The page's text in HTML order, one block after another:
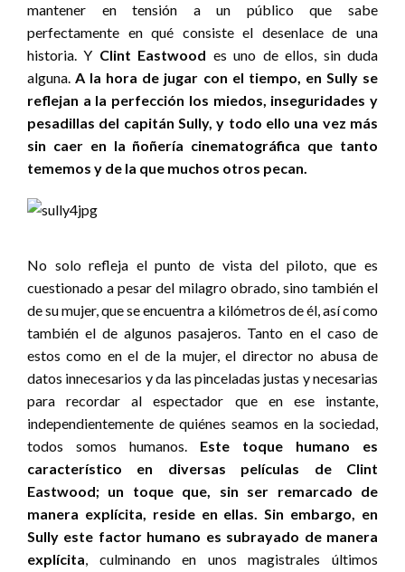
mantener en tensión a un público que sabe
perfectamente en qué consiste el desenlace de una
historia. Y Clint Eastwood es uno de ellos, sin duda
alguna. A la hora de jugar con el tiempo, en Sully se
reflejan a la perfección los miedos, inseguridades y
pesadillas del capitán Sully, y todo ello una vez más
sin caer en la ñoñería cinematográfica que tanto
tememos y de la que muchos otros pecan.
No solo refleja el punto de vista del piloto, que es
cuestionado a pesar del milagro obrado, sino también el
de su mujer, que se encuentra a kilómetros de él, así como
también el de algunos pasajeros. Tanto en el caso de
estos como en el de la mujer, el director no abusa de
datos innecesarios y da las pinceladas justas y necesarias
para recordar al espectador que en ese instante,
independientemente de quiénes seamos en la sociedad,
todos somos humanos. Este toque humano es
característico en diversas películas de Clint
Eastwood; un toque que, sin ser remarcado de
manera explícita, reside en ellas. Sin embargo, en
Sully este factor humano es subrayado de manera
explícita, culminando en unos magistrales últimos